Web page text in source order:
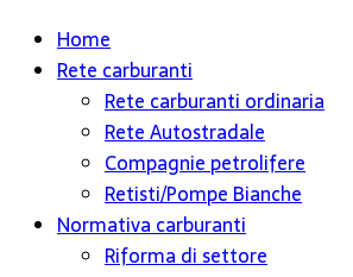
Home
Rete carburanti
Rete carburanti ordinaria
Rete Autostradale
Compagnie petrolifere
Retisti/Pompe Bianche
Normativa carburanti
Riforma di settore